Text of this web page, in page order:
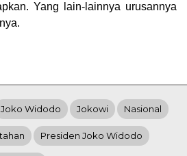
Yang lain-lainnya urusannya
Joko Widodo Jokowi Nasional
Presiden Joko Widodo